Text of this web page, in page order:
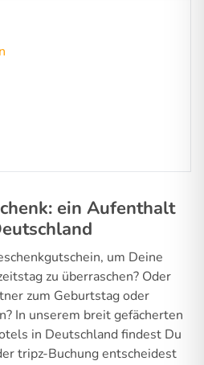
ein Aufenthalt
um Deine
zu überraschen? Oder
zum Geburtstag oder
In unserem breit gefächerten
in Deutschland findest Du
tripz-Buchung entscheidest